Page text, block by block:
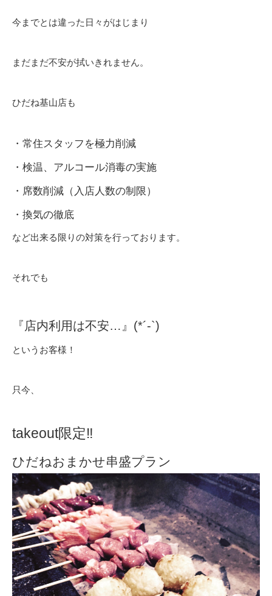
今までとは違った日々がはじまり
まだまだ不安が拭いきれません。
ひだね基山店も
・常住スタッフを極力削減
・検温、アルコール消毒の実施
・席数削減（入店人数の制限）
・換気の徹底
など出来る限りの対策を行っております。
それでも
『店内利用は不安…』(*´-`)
というお客様！
只今、
takeout限定‼️
ひだねおまかせ串盛プラン